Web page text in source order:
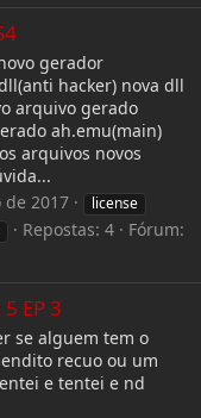
gerador
hacker) nova dll
arquivo gerado
ah.emu(main)
arquivos novos
de 2017
license
Repostas: 4
Fórum:
EP 3
se alguem tem o
recuo ou um
e tentei e nd